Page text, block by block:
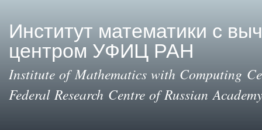
Институт математики с
центром УФИЦ РАН
Institute of Mathematics with Computing
Federal Research Centre of Russian